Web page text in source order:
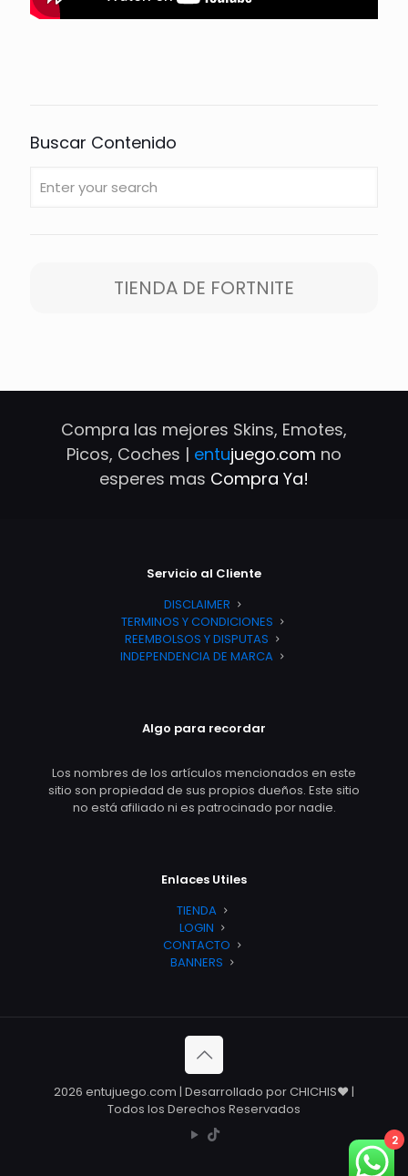
Buscar Contenido
TIENDA DE FORTNITE
Compra las mejores Skins, Emotes,
Picos, Coches | entujuego.com no
esperes mas Compra Ya!
Servicio al Cliente
DISCLAIMER
TERMINOS Y CONDICIONES
REEMBOLSOS Y DISPUTAS
INDEPENDENCIA DE MARCA
Algo para recordar
Los nombres de los artículos mencionados en este
sitio son propiedad de sus propios dueños. Este sitio
no está afiliado ni es patrocinado por nadie.
Enlaces Utiles
TIENDA
LOGIN
CONTACTO
BANNERS
2026 entujuego.com | Desarrollado por CHICHIS❤️ |
Todos los Derechos Reservados
2